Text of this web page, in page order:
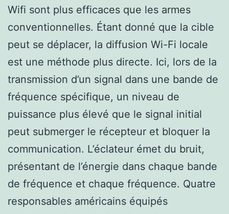
Wifi sont plus efficaces que les armes
conventionnelles. Étant donné que la cible
peut se déplacer, la diffusion Wi-Fi locale
est une méthode plus directe. Ici, lors de la
transmission d’un signal dans une bande de
fréquence spécifique, un niveau de
puissance plus élevé que le signal initial
peut submerger le récepteur et bloquer la
communication. L’éclateur émet du bruit,
présentant de l’énergie dans chaque bande
de fréquence et chaque fréquence. Quatre
responsables américains équipés